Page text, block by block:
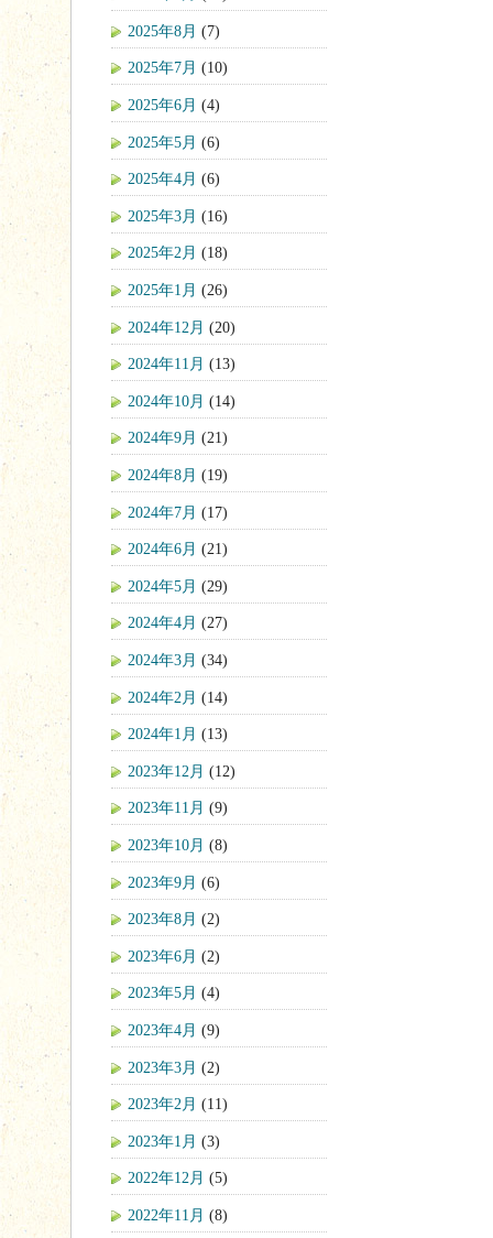
2025年8月 (7)
2025年7月 (10)
2025年6月 (4)
2025年5月 (6)
2025年4月 (6)
2025年3月 (16)
2025年2月 (18)
2025年1月 (26)
2024年12月 (20)
2024年11月 (13)
2024年10月 (14)
2024年9月 (21)
2024年8月 (19)
2024年7月 (17)
2024年6月 (21)
2024年5月 (29)
2024年4月 (27)
2024年3月 (34)
2024年2月 (14)
2024年1月 (13)
2023年12月 (12)
2023年11月 (9)
2023年10月 (8)
2023年9月 (6)
2023年8月 (2)
2023年6月 (2)
2023年5月 (4)
2023年4月 (9)
2023年3月 (2)
2023年2月 (11)
2023年1月 (3)
2022年12月 (5)
2022年11月 (8)